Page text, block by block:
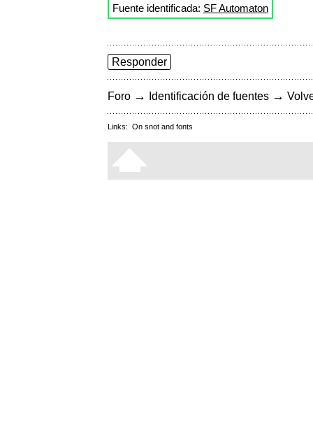
Fuente identificada: SF Automaton
Responder
Foro → Identificación de fuentes →
Links: On snot and fonts